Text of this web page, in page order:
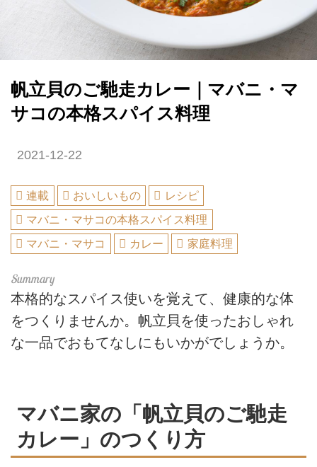
帆立貝のご馳走カレー｜マバニ・マ
サコの本格スパイス料理
2021-12-22
連載 おいしいもの
レシピ
マバニ・マサコの本格スパイス料理
マバニ・マサコ
カレー 家庭料理
本格的なスパイス使いを覚えて、健康的な体
をつくりませんか。帆立貝を使ったおしゃれ
な一品でおもてなしにもいかがでしょうか。
マバニ家の「帆立貝のご馳走
カレー」のつくり方